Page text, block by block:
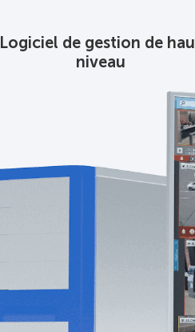
Logiciel de gestion de
niveau